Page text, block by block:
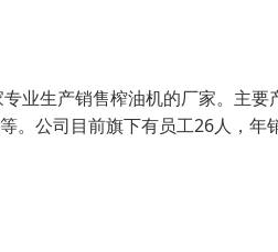
业生产销售榨油机的厂家。主要
。公司目前旗下有员工26人，年